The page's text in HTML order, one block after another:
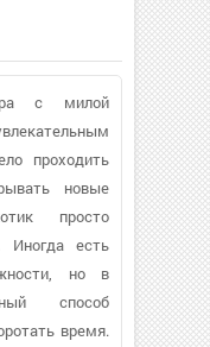
с милой
проходить
новые
просто
Иногда есть
но в
способ
время.